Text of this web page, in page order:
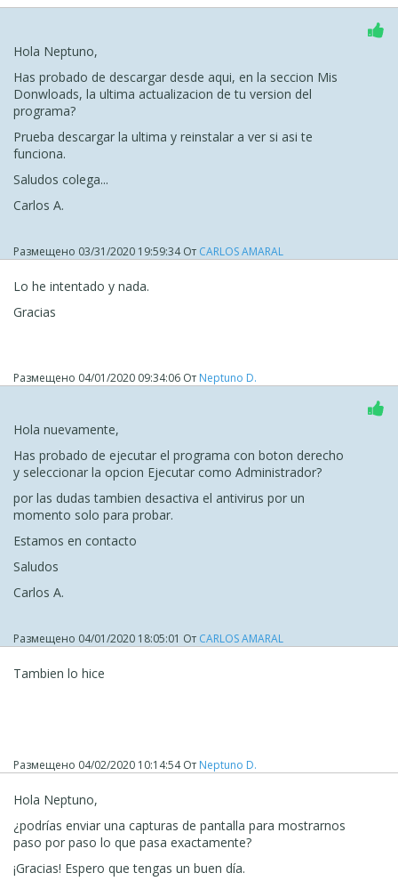
Hola Neptuno,
Has probado de descargar desde aqui, en la seccion Mis
Donwloads, la ultima actualizacion de tu version del
programa?
Prueba descargar la ultima y reinstalar a ver si asi te
funciona.
Saludos colega...
Carlos A.
Размещено 03/31/2020 19:59:34От CARLOS AMARAL
Lo he intentado y nada.
Gracias
Размещено 04/01/2020 09:34:06 От Neptuno D.
Hola nuevamente,
Has probado de ejecutar el programa con boton derecho
y seleccionar la opcion Ejecutar como Administrador?
por las dudas tambien desactiva el antivirus por un
momento solo para probar.
Estamos en contacto
Saludos
Carlos A.
Размещено 04/01/2020 18:05:01 От CARLOS AMARAL
Tambien lo hice
Размещено 04/02/2020 10:14:54От Neptuno D.
Hola Neptuno,
¿podrías enviar una capturas de pantalla para mostrarnos
paso por paso lo que pasa exactamente?
¡Gracias! Espero que tengas un buen día.